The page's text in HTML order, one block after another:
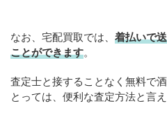
なお、宅配買取では、 着払いで
ことができます。
査定士と接することなく無料で
とっては、便利な査定方法と言え